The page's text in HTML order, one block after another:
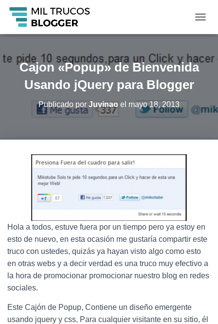
A
I
D
N
Cajon «Popup» de Bienvenida
Usando jQuery para Blogger
Publicado por Juvinao el mayo 18, 2013
Hola a todos, estuve fuera por un tiempo pero ya estoy en
esto de nuevo, en esta ocasión me gustaría compartir este
truco con ustedes, quizás ya hayan visto algo como esto
en otras webs y a decir verdad es una truco muy efectivo a
la hora de promocionar promocionar nuestro blog en redes
sociales.
Este Cajón de Popup, Contiene un diseño emergente
usando jquery y css, Para cualquier visitante en su sitio, él